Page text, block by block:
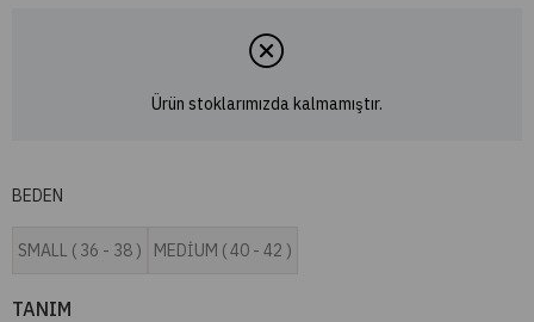
Ürün stoklarımızda kalmamıştır.
BEDEN
SMALL ( 36 - 38 ) MEDİUM ( 40 - 42 )
TANIM